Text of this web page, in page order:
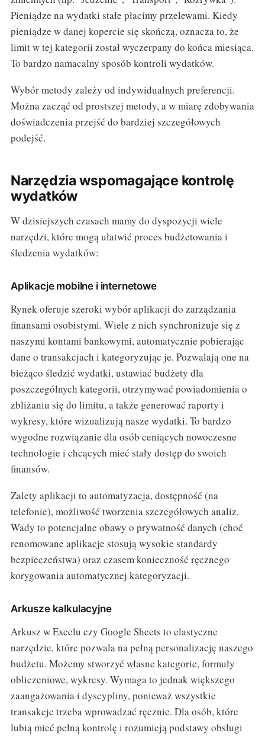
Pieniądze na wydatki stałe płacimy przelewami. Kiedy
pieniądze w danej kopercie się skończą, oznacza to, że
limit w tej kategorii został wyczerpany do końca miesiąca.
To bardzo namacalny sposób kontroli wydatków.
Wybór metody zależy od indywidualnych preferencji.
Można zacząć od prostszej metody, a w miarę zdobywania
doświadczenia przejść do bardziej szczegółowych
podejść.
Narzędzia wspomagające kontrolę
wydatków
W dzisiejszych czasach mamy do dyspozycji wiele
narzędzi, które mogą ułatwić proces budżetowania i
śledzenia wydatków:
Aplikacje mobilne i internetowe
Rynek oferuje szeroki wybór aplikacji do zarządzania
finansami osobistymi. Wiele z nich synchronizuje się z
naszymi kontami bankowymi, automatycznie pobierając
dane o transakcjach i kategoryzując je. Pozwalają one na
bieżąco śledzić wydatki, ustawiać budżety dla
poszczególnych kategorii, otrzymywać powiadomienia o
zbliżaniu się do limitu, a także generować raporty i
wykresy, które wizualizują nasze wydatki. To bardzo
wygodne rozwiązanie dla osób ceniących nowoczesne
technologie i chcących mieć stały dostęp do swoich
finansów.
Zalety aplikacji to automatyzacja, dostępność (na
telefonie), możliwość tworzenia szczegółowych analiz.
Wady to potencjalne obawy o prywatność danych (choć
renomowane aplikacje stosują wysokie standardy
bezpieczeństwa) oraz czasem konieczność ręcznego
korygowania automatycznej kategoryzacji.
Arkusze kalkulacyjne
Arkusz w Excelu czy Google Sheets to elastyczne
narzędzie, które pozwala na pełną personalizację naszego
budżetu. Możemy stworzyć własne kategorie, formuły
obliczeniowe, wykresy. Wymaga to jednak większego
zaangażowania i dyscypliny, ponieważ wszystkie
transakcje trzeba wprowadzać ręcznie. Dla osób, które
lubią mieć pełną kontrolę i rozumieją podstawy obsługi